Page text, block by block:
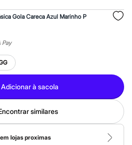
Gola Careca Azul Marinho P
Pay
Adicionar à sacola
similares
lojas proximas